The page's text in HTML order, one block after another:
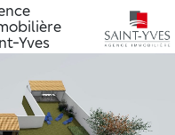
Yves